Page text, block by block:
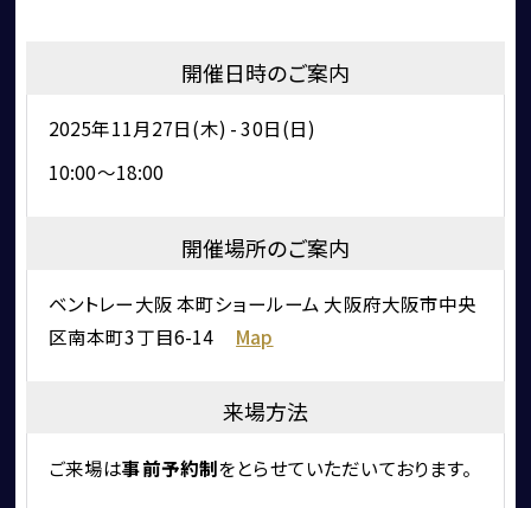
コーンズ・モータースについて
企業情報
社会貢献活動（MAKE A MOVEMENT）について
開催日時のご案内
2025年11月27日(木) - 30日(日)
10:00～18:00
開催場所のご案内
ベントレー大阪 本町ショールーム 大阪府大阪市中央
区南本町3丁目6-14
Map
来場方法
ご来場は事前予約制をとらせていただいております。